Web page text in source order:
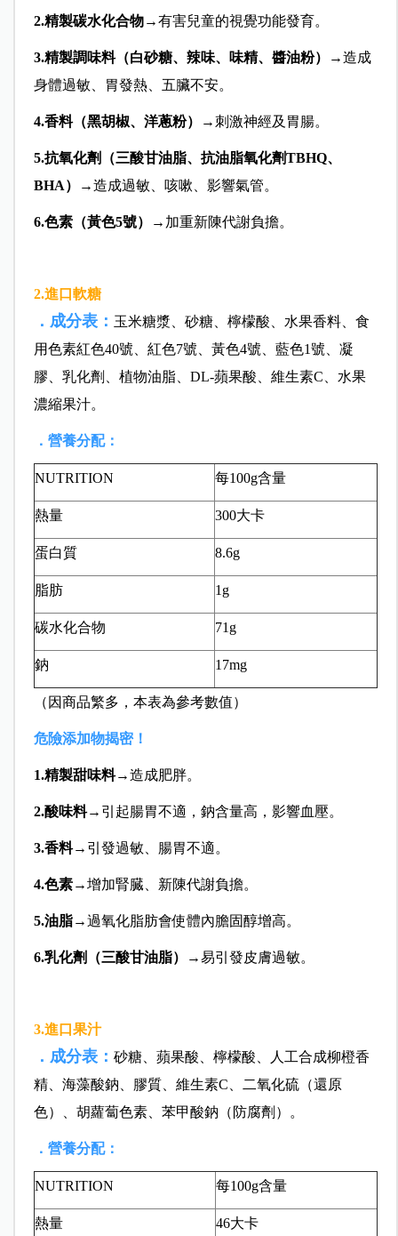
2.精製碳水化合物→有害兒童的視覺功能發育。
3.精製調味料（白砂糖、辣味、味精、醬油粉）
→造成
身體過敏、胃發熱、五臟不安。
4.香料（黑胡椒、洋蔥粉） →刺激神經及胃腸。
5.抗氧化劑 （三酸甘油脂、抗油脂氧化劑TBHQ、
BHA） →造成過敏、咳嗽、影響氣管。
6.色素（黃色5號） →加重新陳代謝負擔。
2.進口軟糖
．成分表： 玉米糖漿、砂糖、檸檬酸、水果香料、食
用色素紅色40號、紅色7號、黃色4號、藍色1號、凝
膠、乳化劑、植物油脂、DL-蘋果酸、維生素C、水果
濃縮果汁。
．營養分配：
NUTRITION 每100g含量
熱量 300大卡
蛋白質 8.6g
脂肪 1g
碳水化合物 71g
鈉 17mg
（因商品繁多，本表為參考數值）
危險添加物揭密！
1.精製甜味料→造成肥胖。
2.酸味料→引起腸胃不適，鈉含量高，影響血壓。
3.香料→引發過敏、腸胃不適。
4.色素→增加腎臓、新陳代謝負擔。
5.油脂→過氧化脂肪會使體內膽固醇增高。
6.乳化劑 （三酸甘油脂） →易引發皮膚過敏。
3.進口果汁
．成分表： 砂糖、蘋果酸、檸檬酸、人工合成柳橙香
精、海藻酸鈉、膠質、維生素C、二氧化硫（還原
色）、胡蘿蔔色素、苯甲酸鈉（防腐劑）。
．營養分配：
NUTRITION 每100g含量
熱量 46大卡